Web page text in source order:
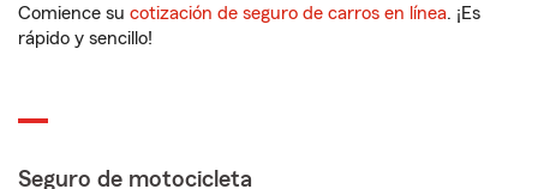
Comience su cotización de seguro de carros en línea. ¡Es
rápido y sencillo!
Seguro de motocicleta